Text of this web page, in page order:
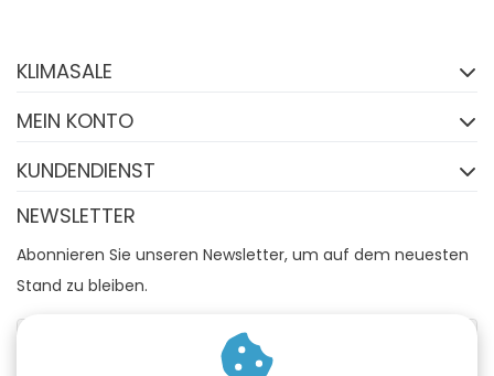
KLIMASALE
MEIN KONTO
KUNDENDIENST
NEWSLETTER
Abonnieren Sie unseren Newsletter, um auf dem neuesten
Stand zu bleiben.